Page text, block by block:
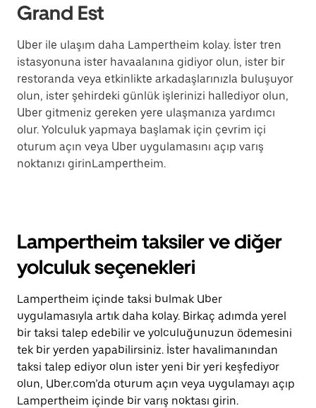
Grand Est
Uber ile ulaşım daha Lampertheim kolay. İster tren
istasyonuna ister havaalanına gidiyor olun, ister bir
restoranda veya etkinlikte arkadaşlarınızla buluşuyor
olun, ister şehirdeki günlük işlerinizi hallediyor olun,
Uber gitmeniz gereken yere ulaşmanıza yardımcı
olur. Yolculuk yapmaya başlamak için çevrim içi
oturum açın veya Uber uygulamasını açıp varış
noktanızı girinLampertheim.
Lampertheim taksiler ve diğer
yolculuk seçenekleri
Lampertheim içinde taksi bulmak Uber
uygulamasıyla artık daha kolay. Birkaç adımda yerel
bir taksi talep edebilir ve yolculuğunuzun ödemesini
tek bir yerden yapabilirsiniz. İster havalimanından
taksi talep ediyor olun ister yeni bir yeri keşfediyor
olun, Uber.com’da oturum açın veya uygulamayı açıp
Lampertheim içinde bir varış noktası girin.